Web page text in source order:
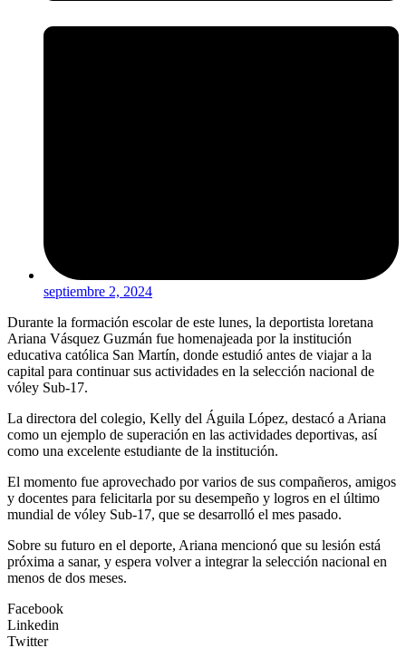
septiembre 2, 2024
Durante la formación escolar de este lunes, la deportista loretana
Ariana Vásquez Guzmán fue homenajeada por la institución
educativa católica San Martín, donde estudió antes de viajar a la
capital para continuar sus actividades en la selección nacional de
vóley Sub-17.
La directora del colegio, Kelly del Águila López, destacó a Ariana
como un ejemplo de superación en las actividades deportivas, así
como una excelente estudiante de la institución.
El momento fue aprovechado por varios de sus compañeros, amigos
y docentes para felicitarla por su desempeño y logros en el último
mundial de vóley Sub-17, que se desarrolló el mes pasado.
Sobre su futuro en el deporte, Ariana mencionó que su lesión está
próxima a sanar, y espera volver a integrar la selección nacional en
menos de dos meses.
Facebook
Linkedin
Twitter